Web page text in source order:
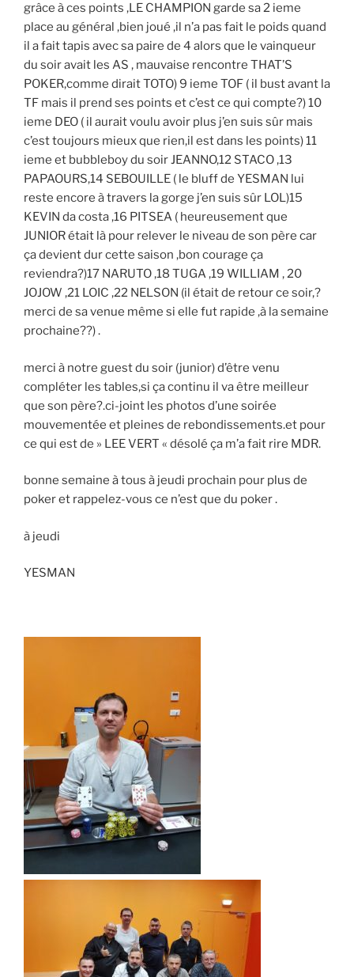
grâce à ces points ,LE CHAMPION garde sa 2 ieme
place au général ,bien joué ,il n’a pas fait le poids quand
il a fait tapis avec sa paire de 4 alors que le vainqueur
du soir avait les AS , mauvaise rencontre THAT’S
POKER,comme dirait TOTO) 9 ieme TOF ( il bust avant la
TF mais il prend ses points et c’est ce qui compte?) 10
ieme DEO ( il aurait voulu avoir plus j’en suis sûr mais
c’est toujours mieux que rien,il est dans les points) 11
ieme et bubbleboy du soir JEANNO,12 STACO ,13
PAPAOURS,14 SEBOUILLE ( le bluff de YESMAN lui
reste encore à travers la gorge j’en suis sûr LOL)15
KEVIN da costa ,16 PITSEA ( heureusement que
JUNIOR était là pour relever le niveau de son père car
ça devient dur cette saison ,bon courage ça
reviendra?)17 NARUTO ,18 TUGA ,19 WILLIAM , 20
JOJOW ,21 LOIC ,22 NELSON (il était de retour ce soir,?
merci de sa venue même si elle fut rapide ,à la semaine
prochaine??) .
merci à notre guest du soir (junior) d’être venu
compléter les tables,si ça continu il va être meilleur
que son père?.ci-joint les photos d’une soirée
mouvementée et pleines de rebondissements.et pour
ce qui est de » LEE VERT « désolé ça m’a fait rire MDR.
bonne semaine à tous à jeudi prochain pour plus de
poker et rappelez-vous ce n’est que du poker .
à jeudi
YESMAN